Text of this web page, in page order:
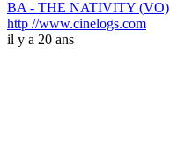
BA - THE NATIVITY (VO)
http //www.cinelogs.com
il y a 20 ans